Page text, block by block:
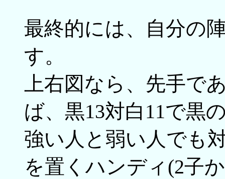
最終的には、自分の
す。
上右図なら、先手で
ば、黒13対白11で黒
強い人と弱い人でも
を置くハンディ(2子